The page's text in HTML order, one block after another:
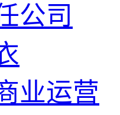
公司
业运营